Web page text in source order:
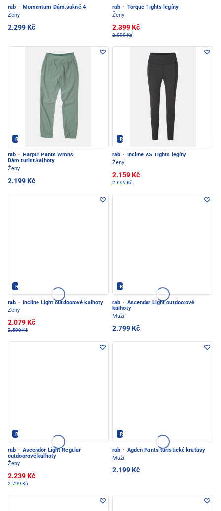
rab ·
Momentum Dám.sukně 4
Ženy
2.299 Kč
rab · Torque Tights legíny
Ženy
2.399 Kč
2.999 Kč
Rab - PEC POD SNĚŽKOU
rab ·
Harpur Pants Wmns
Dám.turist.kalhoty
Ženy
2.199 Kč
Rab - PEC POD SNĚŽKOU
rab ·
Incline AS Tights legíny
Ženy
2.159 Kč
2.699 Kč
Rab - PEC POD SNĚŽKOU
rab ·
Incline Light outdoorové kalhoty
Ženy
2.079 Kč
2.599 Kč
Rab - PEC POD SNĚŽKOU
rab · Ascendor Light outdoorové
kalhoty
Muži
2.799 Kč
Rab - PEC POD SNĚŽKOU
rab · Ascendor Light Regular
outdoorové kalhoty
Ženy
2.239 Kč
2.799 Kč
Rab - PEC POD SNĚŽKOU
rab · Agden Pants turistické kraťasy
Muži
2.199 Kč